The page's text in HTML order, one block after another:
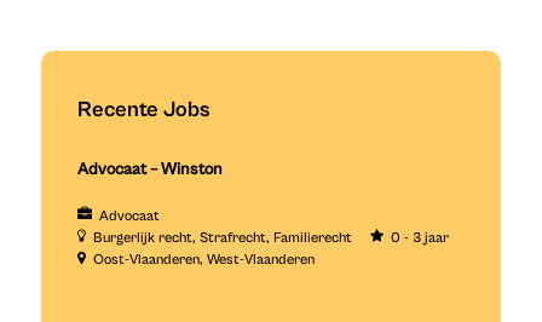
Recente Jobs
Advocaat – Winston
Advocaat
Burgerlijk recht Strafrecht Familierecht
0 - 3 jaar
Oost-Vlaanderen West-Vlaanderen